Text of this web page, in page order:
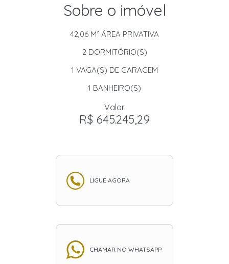
Sobre o imóvel
42,06 M² ÁREA PRIVATIVA
2DORMITÓRIO(S)
1 VAGA(S) DE GARAGEM
1 BANHEIRO(S)
Valor
R$ 645.245,29
LIGUE AGORA
CHAMAR NO WHATSAPP